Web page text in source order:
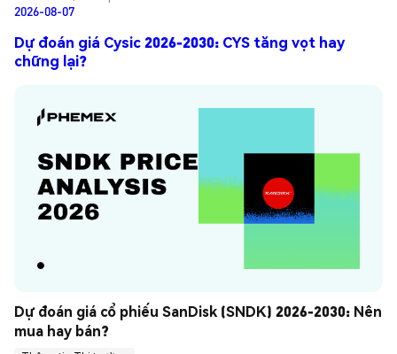
2026-08-07
Dự đoán giá Cysic 2026-2030: CYS tăng vọt hay
chững lại?
Dự đoán giá cổ phiếu SanDisk (SNDK) 2026-2030: Nên
mua hay bán?